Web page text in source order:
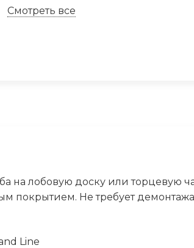
7024
Смотреть все
на лобовую доску или торцевую
покрытием. Не требует
Line